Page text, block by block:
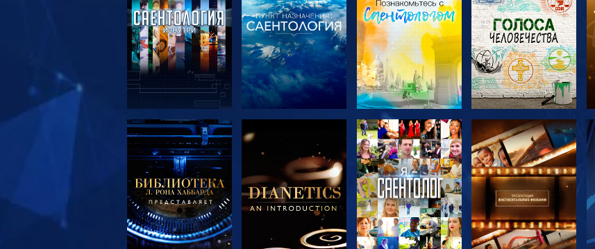
СМОТРЕТЬ
ПЕРЕДАЧИ
СМОТРЕТЬ
ПЕРЕДАЧИ
СМОТРЕТЬ
ПЕРЕДАЧИ
СМОТРЕТЬ
ПЕРЕДАЧИ